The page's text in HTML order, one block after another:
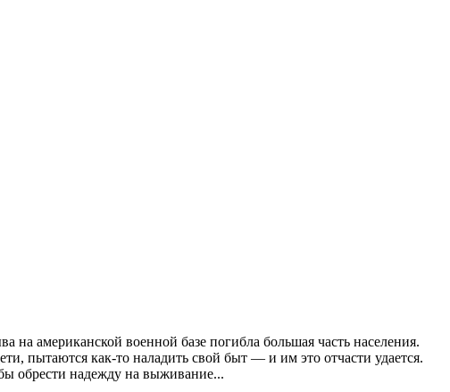
на американской военной базе погибла большая часть населения.
пытаются как-то наладить свой быт — и им это отчасти удается.
обрести надежду на выживание...